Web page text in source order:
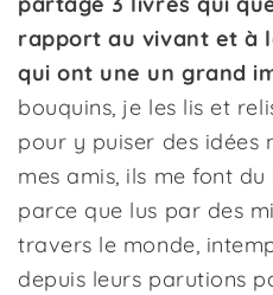
rapport au vivant et à
qui ont une un grand
bouquins, je les lis et
pour y puiser des idées
mes amis, ils me font du
parce que lus par des
travers le monde,
depuis leurs parutions